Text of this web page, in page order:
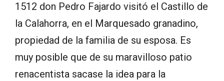
1512 don Pedro Fajardo visitó el Castillo de
la Calahorra, en el Marquesado granadino,
propiedad de la familia de su esposa. Es
muy posible que de su maravilloso patio
renacentista sacase la idea para la